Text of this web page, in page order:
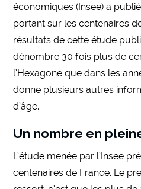
économiques (Insee) a
portant sur les centenaires
résultats de cette étude
dénombre 30 fois plus de
l’Hexagone que dans les
donne plusieurs autres
d’âge.
Un nombre en
L’étude menée par l’Insee
centenaires de France. Le